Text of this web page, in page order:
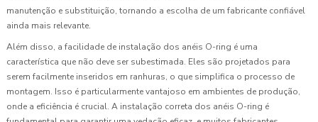
manutenção e substituição, tornando a escolha de um fabricante confiável
ainda mais relevante.
Além disso, a facilidade de instalação dos anéis O-ring é uma
característica que não deve ser subestimada. Eles são projetados para
serem facilmente inseridos em ranhuras, o que simplifica o processo de
montagem. Isso é particularmente vantajoso em ambientes de produção,
onde a eficiência é crucial. A instalação correta dos anéis O-ring é